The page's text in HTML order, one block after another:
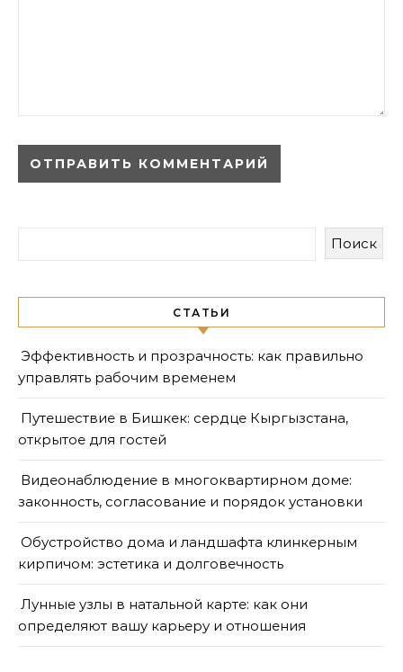
Поиск
СТАТЬИ
Эффективность и прозрачность: как правильно
управлять рабочим временем
Путешествие в Бишкек: сердце Кыргызстана,
открытое для гостей
Видеонаблюдение в многоквартирном доме:
законность, согласование и порядок установки
Обустройство дома и ландшафта клинкерным
кирпичом: эстетика и долговечность
Лунные узлы в натальной карте: как они
определяют вашу карьеру и отношения